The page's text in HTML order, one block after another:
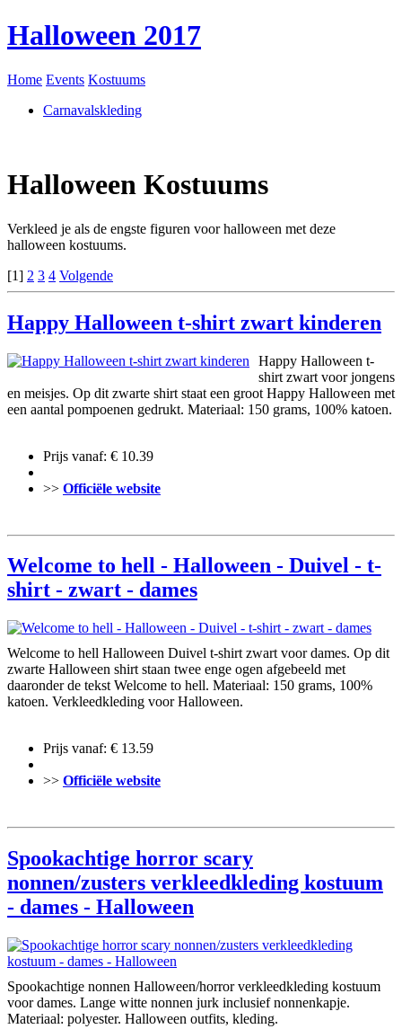
Halloween 2017
Home Events Kostuums
Carnavalskleding
Halloween Kostuums
Verkleed je als de engste figuren voor halloween met deze
halloween kostuums.
[1] 2 3 4 Volgende
Happy Halloween t-shirt zwart kinderen
Happy Halloween t-
shirt zwart voor jongens
en meisjes. Op dit zwarte shirt staat een groot Happy Halloween met
een aantal pompoenen gedrukt. Materiaal: 150 grams, 100% katoen.
Prijs vanaf: € 10.39
>> Officiële website
Welcome to hell - Halloween - Duivel - t-
shirt - zwart - dames
Welcome to hell Halloween Duivel t-shirt zwart voor dames. Op dit
zwarte Halloween shirt staan twee enge ogen afgebeeld met
daaronder de tekst Welcome to hell. Materiaal: 150 grams, 100%
katoen. Verkleedkleding voor Halloween.
Prijs vanaf: € 13.59
>> Officiële website
Spookachtige horror scary
nonnen/zusters verkleedkleding kostuum
- dames - Halloween
Spookachtige nonnen Halloween/horror verkleedkleding kostuum
voor dames. Lange witte nonnen jurk inclusief nonnenkapje.
Materiaal: polyester. Halloween outfits, kleding.